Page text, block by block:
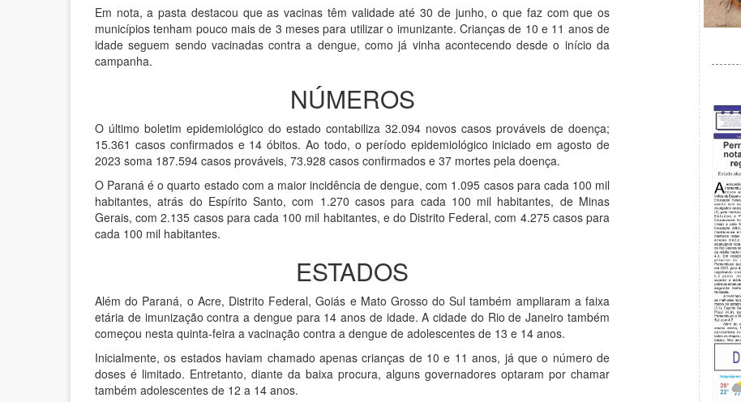
Em nota, a pasta destacou que as vacinas têm validade até 30 de junho, o que faz com que os
municípios tenham pouco mais de 3 meses para utilizar o imunizante. Crianças de 10 e 11 anos de
idade seguem sendo vacinadas contra a dengue, como já vinha acontecendo desde o início da
campanha.
NÚMEROS
O último boletim epidemiológico do estado contabiliza 32.094 novos casos prováveis de doença;
15.361 casos confirmados e 14 óbitos. Ao todo, o período epidemiológico iniciado em agosto de
2023 soma 187.594 casos prováveis, 73.928 casos confirmados e 37 mortes pela doença.
O Paraná é o quarto estado com a maior incidência de dengue, com 1.095 casos para cada 100 mil
habitantes, atrás do Espírito Santo, com 1.270 casos para cada 100 mil habitantes, de Minas
Gerais, com 2.135 casos para cada 100 mil habitantes, e do Distrito Federal, com 4.275 casos para
cada 100 mil habitantes.
ESTADOS
Além do Paraná, o Acre, Distrito Federal, Goiás e Mato Grosso do Sul também ampliaram a faixa
etária de imunização contra a dengue para 14 anos de idade. A cidade do Rio de Janeiro também
começou nesta quinta-feira a vacinação contra a dengue de adolescentes de 13 e 14 anos.
Inicialmente, os estados haviam chamado apenas crianças de 10 e 11 anos, já que o número de
doses é limitado. Entretanto, diante da baixa procura, alguns governadores optaram por chamar
também adolescentes de 12 a 14 anos.